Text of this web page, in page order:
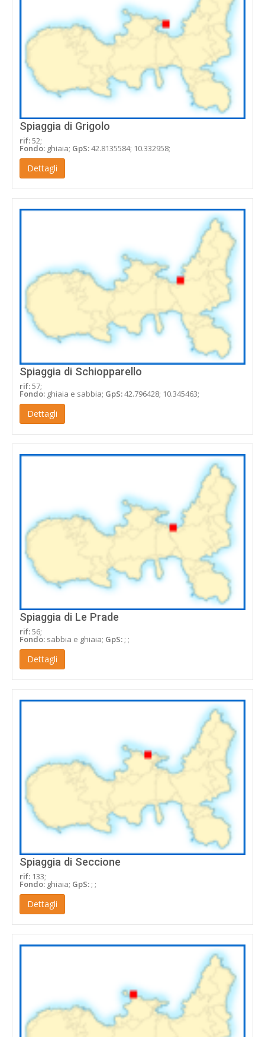
Spiaggia di Grigolo
rif:52;
Fondo: ghiaia; GpS:42.8135584; 10.332958;
Dettagli
Spiaggia di Schiopparello
rif:57;
Fondo: ghiaia e sabbia; GpS:42.796428; 10.345463;
Dettagli
Spiaggia di Le Prade
rif:56;
Fondo: sabbia e ghiaia; GpS: ; ;
Dettagli
Spiaggia di Seccione
rif: 133;
Fondo: ghiaia; GpS: ; ;
Dettagli